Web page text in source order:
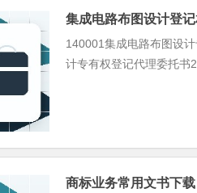
集成电路布图设计登
140001集成电路布图设
计专有权登记代理委托书
商标业务常用文书下载